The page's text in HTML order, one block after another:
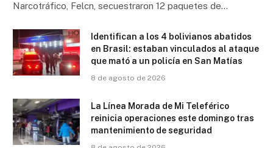
Narcotráfico, Felcn, secuestraron 12 paquetes de…
Identifican a los 4 bolivianos abatidos
en Brasil: estaban vinculados al ataque
que mató a un policía en San Matías
8 de agosto de 2026
La Línea Morada de Mi Teleférico
reinicia operaciones este domingo tras
mantenimiento de seguridad